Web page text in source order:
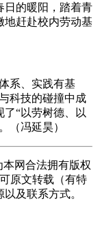
日的暖阳，踏着青
地赶赴校内劳动基
系、实践有基
科技的碰撞中成
“以劳树德、以
（冯延昊）
网合法拥有版权
原文转载（有特
及联系方式。